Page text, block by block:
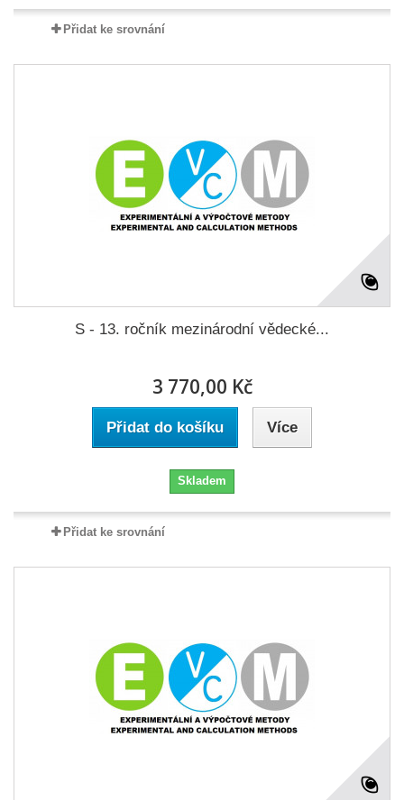
Přidat ke srovnání
S - 13. ročník mezinárodní vědecké...
3 770,00 Kč
Přidat do košíku Více
Skladem
Přidat ke srovnání